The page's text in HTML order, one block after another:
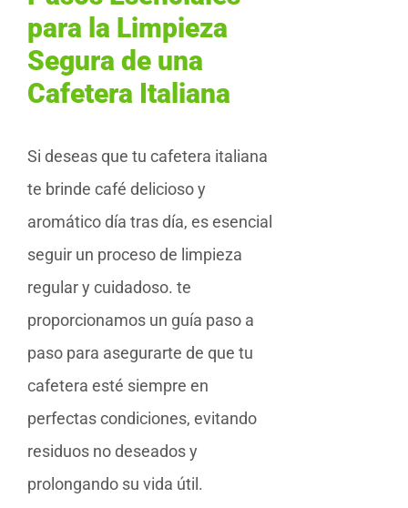
para la Limpieza
Segura de una
Cafetera Italiana
Si deseas que tu cafetera italiana
te brinde café delicioso y
aromático día tras día, es esencial
seguir un proceso de limpieza
regular y cuidadoso. te
proporcionamos un guía paso a
paso para asegurarte de que tu
cafetera esté siempre en
perfectas condiciones, evitando
residuos no deseados y
prolongando su vida útil.